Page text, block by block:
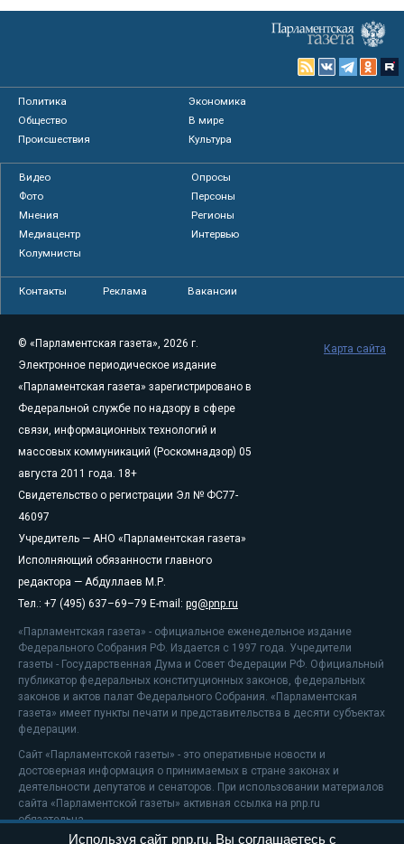
Политика
Экономика
Общество
В мире
Происшествия
Культура
Видео
Опросы
Фото
Персоны
Мнения
Регионы
Медиацентр
Интервью
Колумнисты
Контакты Реклама Вакансии
© «Парламентская газета», 2026 г.
Электронное периодическое издание
«Парламентская газета» зарегистрировано в
Федеральной службе по надзору в сфере
связи, информационных технологий и
массовых коммуникаций (Роскомнадзор) 05
августа 2011 года. 18+
Свидетельство о регистрации Эл № ФС77-
46097
Учредитель — АНО «Парламентская газета»
Исполняющий обязанности главного
редактора — Абдуллаев М.Р.
Тел.: +7 (495) 637–69–79 E-mail: pg@pnp.ru
«Парламентская газета» - официальное еженедельное издание
Федерального Собрания РФ. Издается с 1997 года. Учредители
газеты - Государственная Дума и Совет Федерации РФ. Официальный
публикатор федеральных конституционных законов, федеральных
законов и актов палат Федерального Собрания. «Парламентская
газета» имеет пункты печати и представительства в десяти субъектах
федерации.
Сайт «Парламентской газеты» - это оперативные новости и
достоверная информация о принимаемых в стране законах и
деятельности депутатов и сенаторов. При использовании материалов
сайта «Парламентской газеты» активная ссылка на pnp.ru
обязательна.
Карта сайта
Используя сайт pnp.ru, Вы соглашаетесь с